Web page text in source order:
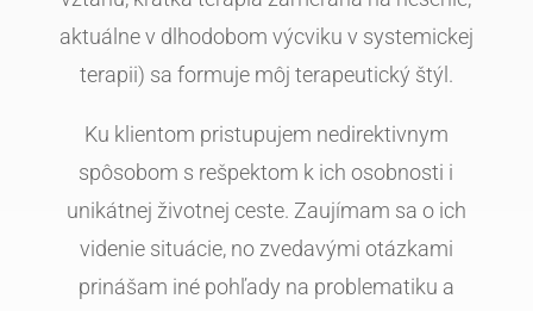
aktuálne v dlhodobom výcviku v systemickej
terapii) sa formuje môj terapeutický štýl.
Ku klientom pristupujem nedirektivnym
spôsobom s rešpektom k ich osobnosti i
unikátnej životnej ceste. Zaujímam sa o ich
videnie situácie, no zvedavými otázkami
prinášam iné pohľady na problematiku a